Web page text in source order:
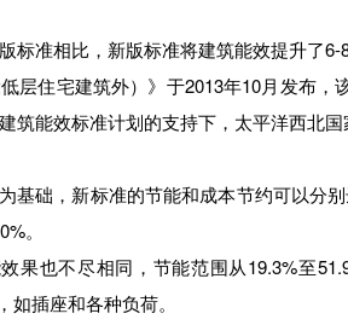
准相比，新版标准将建筑能效提升了6-8
住宅建筑外）》于2013年10月发布，
筑能效标准计划的支持下，太平洋西北
础，新标准的节能和成本节约可以分别
。
也不尽相同，节能范围从19.3%至
插座和各种负荷。